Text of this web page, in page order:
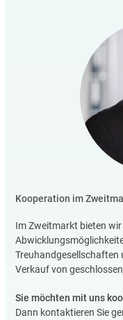
Kooperation im
Im Zweitmarkt bieten
Treuhandgesellschaften
Verkauf von
Sie möchten mit uns
Dann kontaktieren Sie